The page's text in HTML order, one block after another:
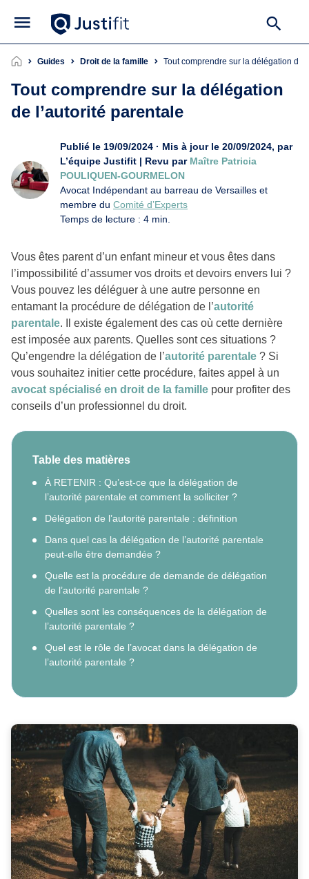
Guides Droit de la famille Tout comprendre sur la délégation de
Tout comprendre sur la délégation
de l’autorité parentale
Publié le 19/09/2024 · Mis à jour le 20/09/2024, par
L’équipe Justifit | Revu par Maître Patricia
POULIQUEN-GOURMELON
Avocat Indépendant au barreau de Versailles et
membre du Comité d’Experts
Temps de lecture : 4 min.
Vous êtes parent d’un enfant mineur et vous êtes dans
l’impossibilité d’assumer vos droits et devoirs envers lui ?
Vous pouvez les déléguer à une autre personne en
entamant la procédure de délégation de l’autorité
parentale. Il existe également des cas où cette dernière
est imposée aux parents. Quelles sont ces situations ?
Qu’engendre la délégation de l’autorité parentale ? Si
vous souhaitez initier cette procédure, faites appel à un
avocat spécialisé en droit de la famille pour profiter des
conseils d’un professionnel du droit.
Table des matières
À RETENIR : Qu’est-ce que la délégation de
l’autorité parentale et comment la solliciter ?
Délégation de l’autorité parentale : définition
Dans quel cas la délégation de l’autorité parentale
peut-elle être demandée ?
Quelle est la procédure de demande de délégation
de l’autorité parentale ?
Quelles sont les conséquences de la délégation de
l’autorité parentale ?
Quel est le rôle de l’avocat dans la délégation de
l’autorité parentale ?